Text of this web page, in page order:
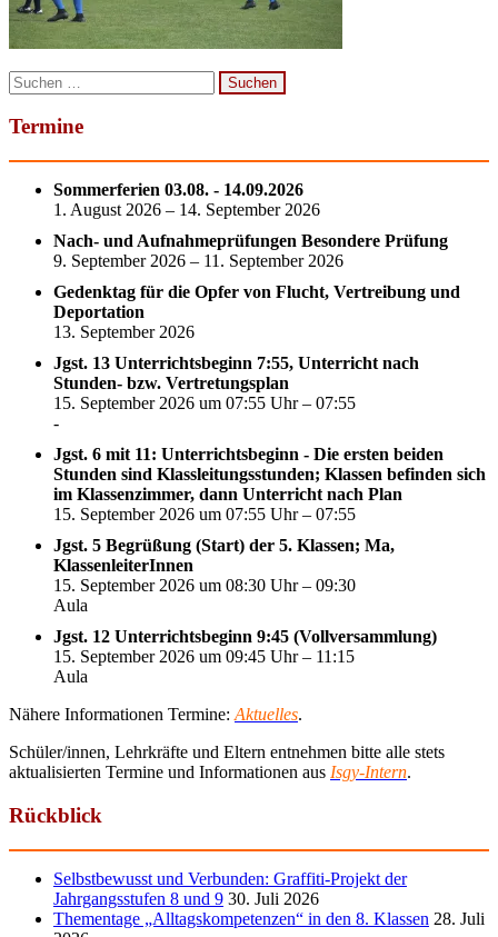
Suchen
nach:
Termine
Sommerferien 03.08. - 14.09.2026
1. August 2026 – 14. September 2026
Nach- und Aufnahmeprüfungen Besondere Prüfung
9. September 2026 – 11. September 2026
Gedenktag für die Opfer von Flucht, Vertreibung und
Deportation
13. September 2026
Jgst. 13 Unterrichtsbeginn 7:55, Unterricht nach
Stunden- bzw. Vertretungsplan
15. September 2026 um 07:55 Uhr – 07:55
-
Jgst. 6 mit 11: Unterrichtsbeginn - Die ersten beiden
Stunden sind Klassleitungsstunden; Klassen befinden sich
im Klassenzimmer, dann Unterricht nach Plan
15. September 2026 um 07:55 Uhr – 07:55
Jgst. 5 Begrüßung (Start) der 5. Klassen; Ma,
KlassenleiterInnen
15. September 2026 um 08:30 Uhr – 09:30
Aula
Jgst. 12 Unterrichtsbeginn 9:45 (Vollversammlung)
15. September 2026 um 09:45 Uhr – 11:15
Aula
Nähere Informationen Termine: Aktuelles.
Schüler/innen, Lehrkräfte und Eltern entnehmen bitte alle stets
aktualisierten Termine und Informationen aus Isgy-Intern.
Rückblick
Selbstbewusst und Verbunden: Graffiti-Projekt der
Jahrgangsstufen 8 und 9 30. Juli 2026
Thementage „Alltagskompetenzen“ in den 8. Klassen 28. Juli